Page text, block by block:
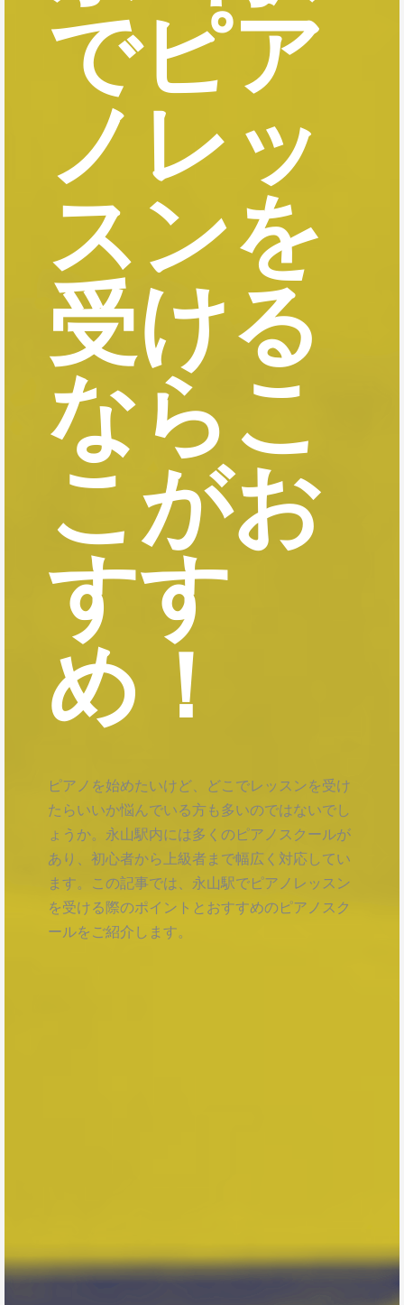
でピア
ノレッ
スンを
受ける
ならこ
こがお
すす
め！
ピアノを始めたいけど、どこでレッスンを受け
たらいいか悩んでいる方も多いのではないでし
ょうか。永山駅内には多くのピアノスクールが
あり、初心者から上級者まで幅広く対応してい
ます。この記事では、永山駅でピアノレッスン
を受ける際のポイントとおすすめのピアノスク
ールをご紹介します。